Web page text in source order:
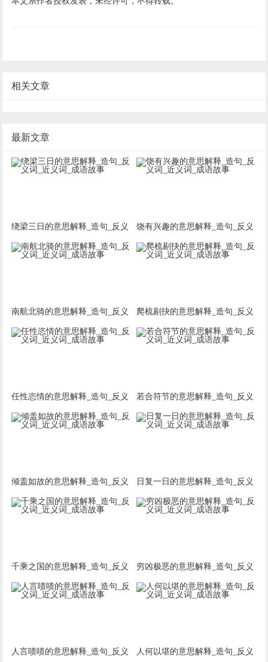
相关文章
最新文章
绕梁三日的意思解释_造句_反义
词_近义词_成语故事
饶有兴趣的意思解释_造句_反义
词_近义词_成语故事
南航北骑的意思解释_造句_反义
词_近义词_成语故事
爬梳剔抉的意思解释_造句_反义
词_近义词_成语故事
任性恣情的意思解释_造句_反义
词_近义词_成语故事
若合符节的意思解释_造句_反义
词_近义词_成语故事
倾盖如故的意思解释_造句_反义
词_近义词_成语故事
日复一日的意思解释_造句_反义
词_近义词_成语故事
千乘之国的意思解释_造句_反义
词_近义词_成语故事
穷凶极恶的意思解释_造句_反义
词_近义词_成语故事
人言啧啧的意思解释_造句_反义 人何以堪的意思解释_造句_反义